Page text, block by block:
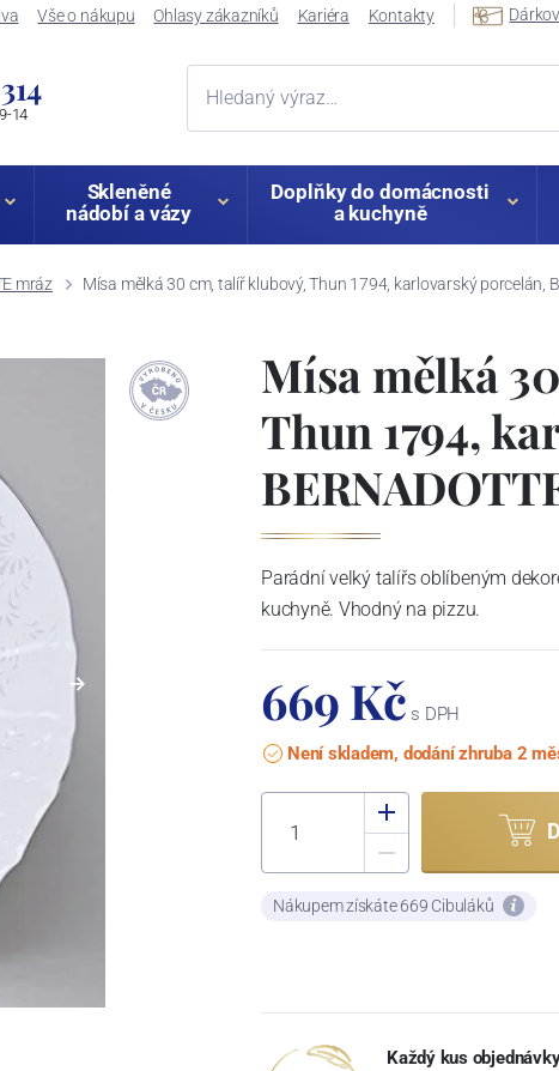
Vše o nákupu Ohlasy zákazníků Kariéra Kontakty
14
Skleněné
nádobí a vázy
Doplňky do domácnosti
a kuchyně
mráz Mísa mělká 30 cm, talíř klubový, Thun 1794, karlovarský porcelán,
Mísa mělká
Thun 1794,
Parádní velký talířs oblíbeným
kuchyně. Vhodný na pizzu.
669 Kč s DPH
Není skladem, dodání zhruba 2
Nákupem získáte 669 Cibuláků
Každý kus